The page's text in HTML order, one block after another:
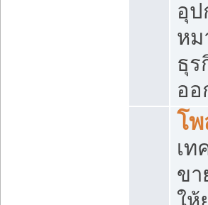
อุ
หม
ธุร
ออ
โ
เท
ขา